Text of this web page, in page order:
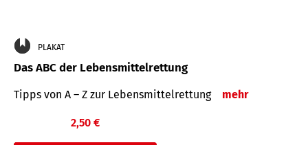
PLAKAT
Das ABC der Lebensmittelrettung
Tipps von A – Z zur Lebensmittelrettung mehr
2,50 €